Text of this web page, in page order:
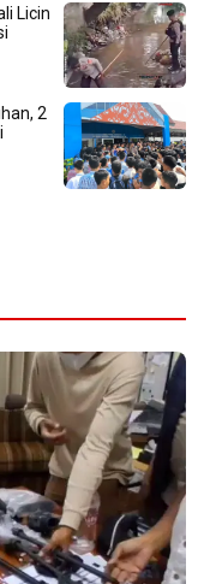
Licin
2